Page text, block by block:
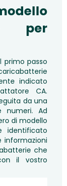
per
primo passo
indicato
CA.
da una
numeri. Ad
di modello
identificato
informazioni
che
il vostro